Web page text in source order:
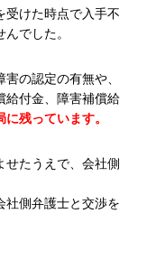
受けた時点で入手不
でした。
の認定の有無や、
給付金、障害補償給
残っています。
せたうえで、会社側
社側弁護士と交渉を